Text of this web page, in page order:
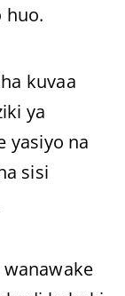
huo.
kuvaa
ya
yasiyo na
sisi